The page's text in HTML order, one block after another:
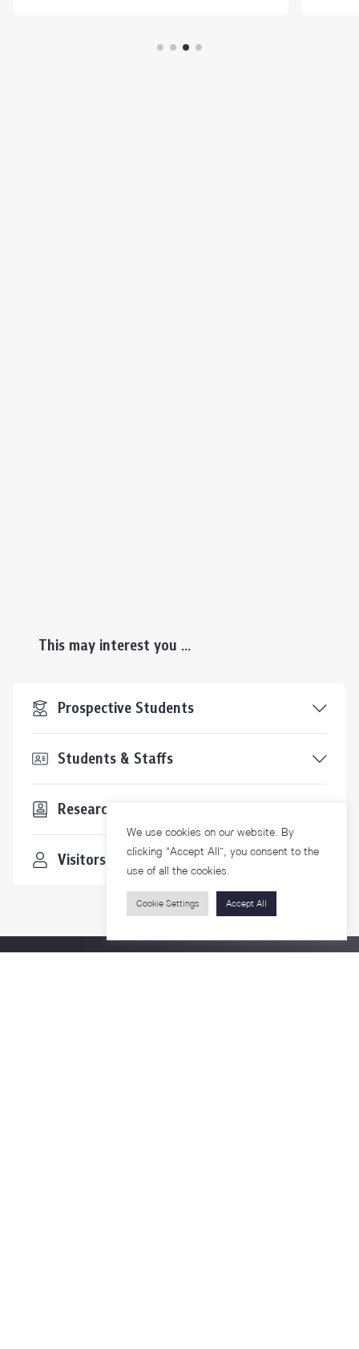
This may interest you ...
Prospective Students
Students & Staffs
Researchers
Visitors
We use cookies on our website. By
clicking “Accept All”, you consent to the
use of all the cookies.
Cookie Settings Accept All